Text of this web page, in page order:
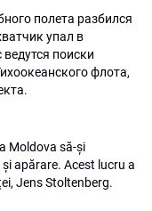
полета разбился
упал в
поиски
флота,
Moldova să-și
apărare. Acest lucru a
Jens Stoltenberg.